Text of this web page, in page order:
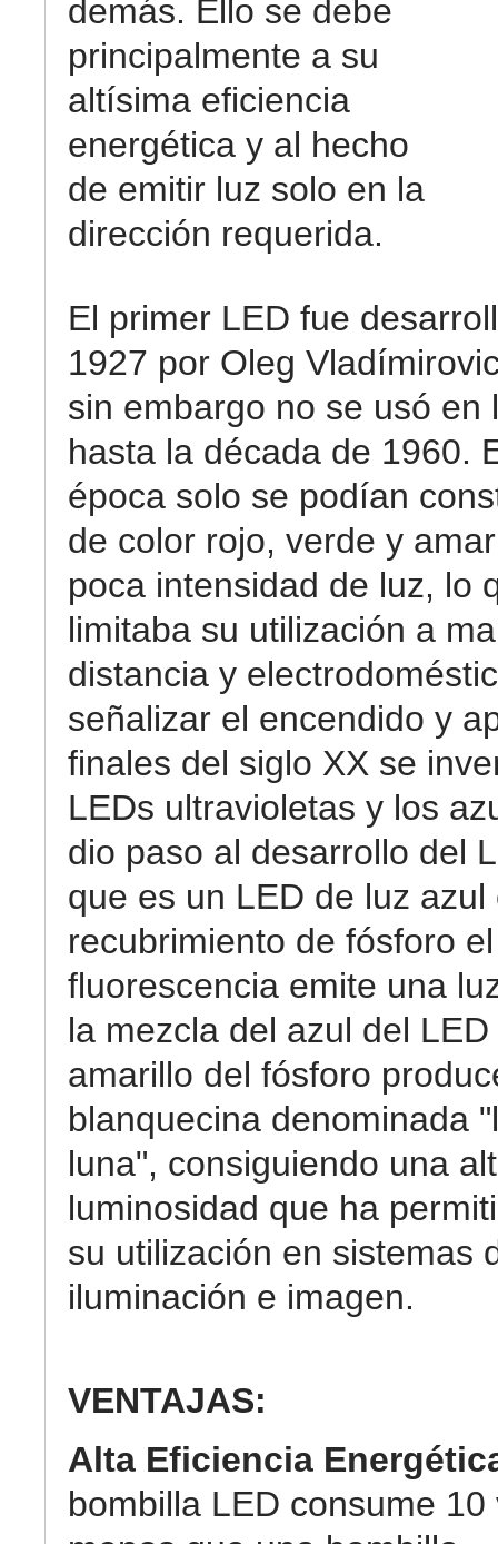
demás. Ello se debe
principalmente a su
altísima eficiencia
energética y al hecho
de emitir luz solo en la
dirección requerida.
El primer LED fue
1927 por Oleg
sin embargo no se usó en
hasta la década de 1960.
época solo se podían
de color rojo, verde y
poca intensidad de luz, lo
limitaba su utilización a
distancia y
señalizar el encendido y
finales del siglo XX se
LEDs ultravioletas y los
dio paso al desarrollo del
que es un LED de luz azul
recubrimiento de fósforo
fluorescencia emite una
la mezcla del azul del LED
amarillo del fósforo
blanquecina denominada
luna", consiguiendo una
luminosidad que ha
su utilización en sistemas
iluminación e imagen.
VENTAJAS:
Alta Eficiencia
bombilla LED consume 10